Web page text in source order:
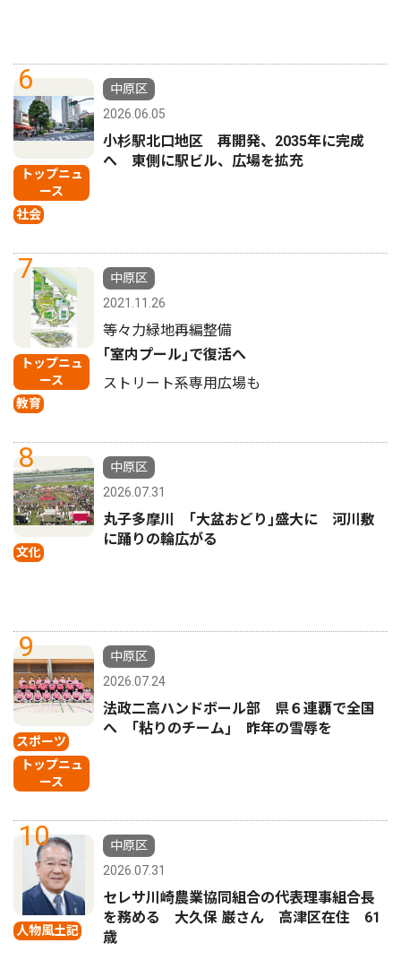
6
トップニュ
ース
社会
中原区
2026.06.05
小杉駅北口地区 再開発、2035年に完成
へ 東側に駅ビル、広場を拡充
7
トップニュ
ース
教育
中原区
2021.11.26
等々力緑地再編整備
｢室内プール｣で復活へ
ストリート系専用広場も
8
文化
中原区
2026.07.31
丸子多摩川 ｢大盆おどり｣盛大に 河川敷
に踊りの輪広がる
9
スポーツ
トップニュ
ース
中原区
2026.07.24
法政二高ハンドボール部 県６連覇で全国
へ ｢粘りのチーム｣ 昨年の雪辱を
10
人物風土記
中原区
2026.07.31
セレサ川崎農業協同組合の代表理事組合長
を務める 大久保 巌さん 高津区在住 61
歳